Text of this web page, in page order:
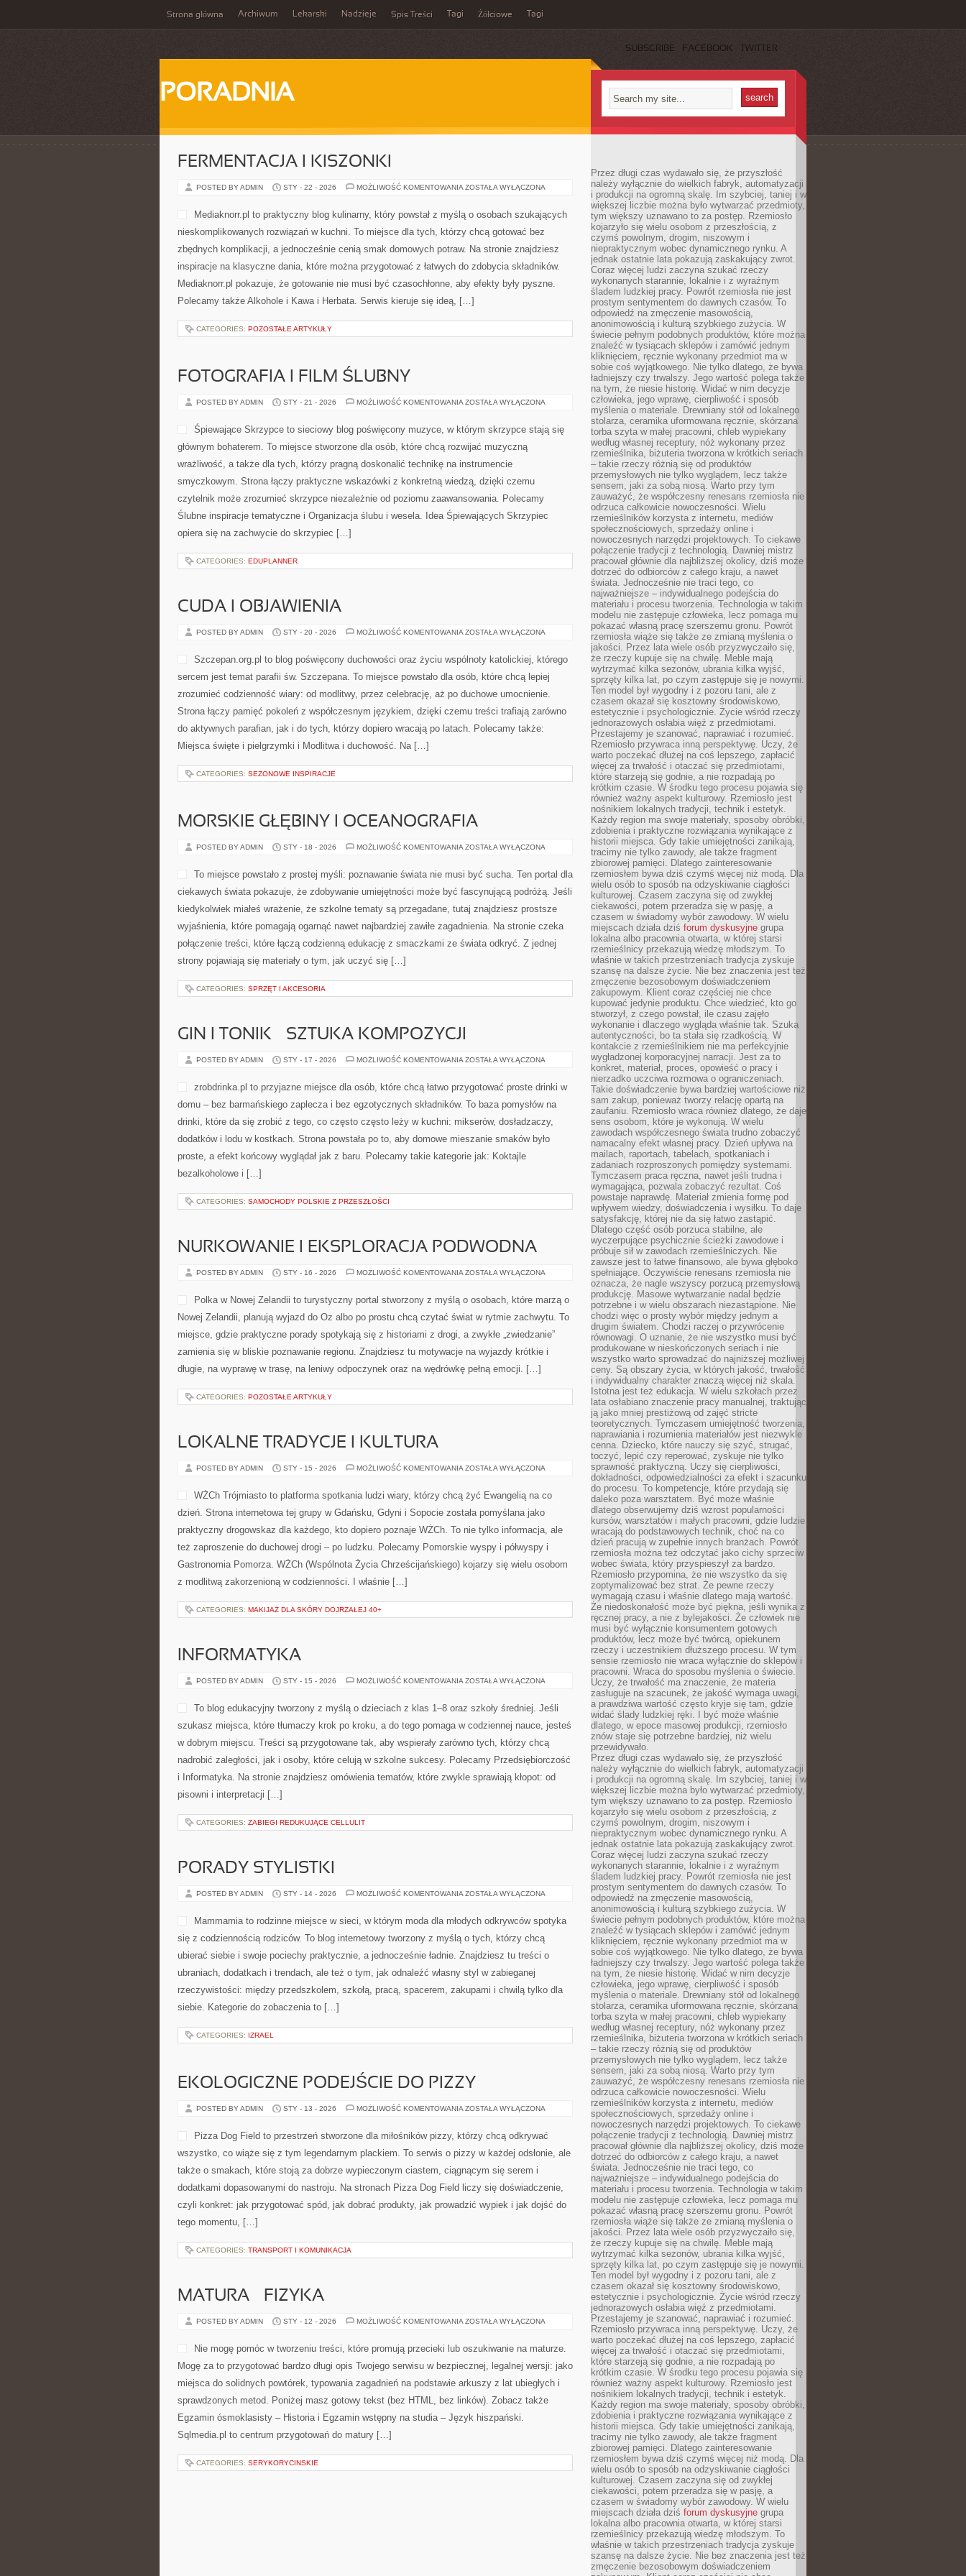
Strona główna Archiwum Lekarski Nadzieje Spis Treści Tagi Żółciowe Tagi
SUBSCRIBE FACEBOOK TWITTER
PORADNIA
FERMENTACJA I KISZONKI
POSTED BY ADMIN STY - 22 - 2026 MOŻLIWOŚĆ KOMENTOWANIA FERMENTACJA
ZOSTAŁA WYŁĄCZONA
Mediaknorr.pl to praktyczny blog kulinarny, który powstał z myślą o osobach szukających
nieskomplikowanych rozwiązań w kuchni. To miejsce dla tych, którzy chcą gotować bez
zbędnych komplikacji, a jednocześnie cenią smak domowych potraw. Na stronie znajdziesz
inspiracje na klasyczne dania, które można przygotować z łatwych do zdobycia składników.
Mediaknorr.pl pokazuje, że gotowanie nie musi być czasochłonne, aby efekty były pyszne.
Polecamy także Alkohole i Kawa i Herbata. Serwis kieruje się ideą, […]
CATEGORIES: POZOSTAŁE ARTYKUŁY
FOTOGRAFIA I FILM ŚLUBNY
POSTED BY ADMIN STY - 21 - 2026 MOŻLIWOŚĆ KOMENTOWANIA FOTOGRAFIA
ŚLUBNY
ZOSTAŁA WYŁĄCZONA
Śpiewające Skrzypce to sieciowy blog poświęcony muzyce, w którym skrzypce stają się
głównym bohaterem. To miejsce stworzone dla osób, które chcą rozwijać muzyczną
wrażliwość, a także dla tych, którzy pragną doskonalić technikę na instrumencie
smyczkowym. Strona łączy praktyczne wskazówki z konkretną wiedzą, dzięki czemu
czytelnik może zrozumieć skrzypce niezależnie od poziomu zaawansowania. Polecamy
Ślubne inspiracje tematyczne i Organizacja ślubu i wesela. Idea Śpiewających Skrzypiec
opiera się na zachwycie do skrzypiec […]
CATEGORIES: EDUPLANNER
CUDA I OBJAWIENIA
POSTED BY ADMIN STY - 20 - 2026 MOŻLIWOŚĆ KOMENTOWANIA CUDA
ZOSTAŁA WYŁĄCZONA
Szczepan.org.pl to blog poświęcony duchowości oraz życiu wspólnoty katolickiej, którego
sercem jest temat parafii św. Szczepana. To miejsce powstało dla osób, które chcą lepiej
zrozumieć codzienność wiary: od modlitwy, przez celebrację, aż po duchowe umocnienie.
Strona łączy pamięć pokoleń z współczesnym językiem, dzięki czemu treści trafiają zarówno
do aktywnych parafian, jak i do tych, którzy dopiero wracają po latach. Polecamy także:
Miejsca święte i pielgrzymki i Modlitwa i duchowość. Na […]
CATEGORIES: SEZONOWE INSPIRACJE
MORSKIE GŁĘBINY I OCEANOGRAFIA
POSTED BY ADMIN STY - 18 - 2026 MOŻLIWOŚĆ KOMENTOWANIA MORSKIE
OCEANOGRAFIA
ZOSTAŁA WYŁĄCZONA
To miejsce powstało z prostej myśli: poznawanie świata nie musi być sucha. Ten portal dla
ciekawych świata pokazuje, że zdobywanie umiejętności może być fascynującą podróżą. Jeśli
kiedykolwiek miałeś wrażenie, że szkolne tematy są przegadane, tutaj znajdziesz prostsze
wyjaśnienia, które pomagają ogarnąć nawet najbardziej zawiłe zagadnienia. Na stronie czeka
połączenie treści, które łączą codzienną edukację z smaczkami ze świata odkryć. Z jednej
strony pojawiają się materiały o tym, jak uczyć się […]
CATEGORIES: SPRZĘT I AKCESORIA
GIN I TONIK – SZTUKA KOMPOZYCJI
POSTED BY ADMIN STY - 17 - 2026 MOŻLIWOŚĆ KOMENTOWANIA GIN
SZTUKA
ZOSTAŁA WYŁĄCZONA
zrobdrinka.pl to przyjazne miejsce dla osób, które chcą łatwo przygotować proste drinki w
domu – bez barmańskiego zaplecza i bez egzotycznych składników. To baza pomysłów na
drinki, które da się zrobić z tego, co często często leży w kuchni: mikserów, dosładzaczy,
dodatków i lodu w kostkach. Strona powstała po to, aby domowe mieszanie smaków było
proste, a efekt końcowy wyglądał jak z baru. Polecamy takie kategorie jak: Koktajle
bezalkoholowe i […]
CATEGORIES: SAMOCHODY POLSKIE Z PRZESZŁOŚCI
NURKOWANIE I EKSPLORACJA PODWODNA
POSTED BY ADMIN STY - 16 - 2026 MOŻLIWOŚĆ KOMENTOWANIA NURKOWANIE
PODWODNA
ZOSTAŁA WYŁĄCZONA
Polka w Nowej Zelandii to turystyczny portal stworzony z myślą o osobach, które marzą o
Nowej Zelandii, planują wyjazd do Oz albo po prostu chcą czytać świat w rytmie zachwytu. To
miejsce, gdzie praktyczne porady spotykają się z historiami z drogi, a zwykłe „zwiedzanie”
zamienia się w bliskie poznawanie regionu. Znajdziesz tu motywacje na wyjazdy krótkie i
długie, na wyprawę w trasę, na leniwy odpoczynek oraz na wędrówkę pełną emocji. […]
CATEGORIES: POZOSTAŁE ARTYKUŁY
LOKALNE TRADYCJE I KULTURA
POSTED BY ADMIN STY - 15 - 2026 MOŻLIWOŚĆ KOMENTOWANIA LOKALNE
KULTURA
ZOSTAŁA WYŁĄCZONA
WŻCh Trójmiasto to platforma spotkania ludzi wiary, którzy chcą żyć Ewangelią na co
dzień. Strona internetowa tej grupy w Gdańsku, Gdyni i Sopocie została pomyślana jako
praktyczny drogowskaz dla każdego, kto dopiero poznaje WŻCh. To nie tylko informacja, ale
też zaproszenie do duchowej drogi – po ludzku. Polecamy Pomorskie wyspy i półwyspy i
Gastronomia Pomorza. WŻCh (Wspólnota Życia Chrześcijańskiego) kojarzy się wielu osobom
z modlitwą zakorzenioną w codzienności. I właśnie […]
CATEGORIES: MAKIJAŻ DLA SKÓRY DOJRZAŁEJ 40+
INFORMATYKA
POSTED BY ADMIN STY - 15 - 2026 MOŻLIWOŚĆ KOMENTOWANIA INFORMATYKA
ZOSTAŁA WYŁĄCZONA
To blog edukacyjny tworzony z myślą o dzieciach z klas 1–8 oraz szkoły średniej. Jeśli
szukasz miejsca, które tłumaczy krok po kroku, a do tego pomaga w codziennej nauce, jesteś
w dobrym miejscu. Treści są przygotowane tak, aby wspierały zarówno tych, którzy chcą
nadrobić zaległości, jak i osoby, które celują w szkolne sukcesy. Polecamy Przedsiębiorczość
i Informatyka. Na stronie znajdziesz omówienia tematów, które zwykle sprawiają kłopot: od
pisowni i interpretacji […]
CATEGORIES: ZABIEGI REDUKUJĄCE CELLULIT
PORADY STYLISTKI
POSTED BY ADMIN STY - 14 - 2026 MOŻLIWOŚĆ KOMENTOWANIA PORADY
ZOSTAŁA WYŁĄCZONA
Mammamia to rodzinne miejsce w sieci, w którym moda dla młodych odkrywców spotyka
się z codziennością rodziców. To blog internetowy tworzony z myślą o tych, którzy chcą
ubierać siebie i swoje pociechy praktycznie, a jednocześnie ładnie. Znajdziesz tu treści o
ubraniach, dodatkach i trendach, ale też o tym, jak odnaleźć własny styl w zabieganej
rzeczywistości: między przedszkolem, szkołą, pracą, spacerem, zakupami i chwilą tylko dla
siebie. Kategorie do zobaczenia to […]
CATEGORIES: IZRAEL
EKOLOGICZNE PODEJŚCIE DO PIZZY
POSTED BY ADMIN STY - 13 - 2026 MOŻLIWOŚĆ KOMENTOWANIA EKOLOGICZNE
PIZZY
ZOSTAŁA WYŁĄCZONA
Pizza Dog Field to przestrzeń stworzone dla miłośników pizzy, którzy chcą odkrywać
wszystko, co wiąże się z tym legendarnym plackiem. To serwis o pizzy w każdej odsłonie, ale
także o smakach, które stoją za dobrze wypieczonym ciastem, ciągnącym się serem i
dodatkami dopasowanymi do nastroju. Na stronach Pizza Dog Field liczy się doświadczenie,
czyli konkret: jak przygotować spód, jak dobrać produkty, jak prowadzić wypiek i jak dojść do
tego momentu, […]
CATEGORIES: TRANSPORT I KOMUNIKACJA
MATURA – FIZYKA
POSTED BY ADMIN STY - 12 - 2026 MOŻLIWOŚĆ KOMENTOWANIA MATURA
ZOSTAŁA WYŁĄCZONA
Nie mogę pomóc w tworzeniu treści, które promują przecieki lub oszukiwanie na maturze.
Mogę za to przygotować bardzo długi opis Twojego serwisu w bezpiecznej, legalnej wersji: jako
miejsca do solidnych powtórek, typowania zagadnień na podstawie arkuszy z lat ubiegłych i
sprawdzonych metod. Poniżej masz gotowy tekst (bez HTML, bez linków). Zobacz także
Egzamin ósmoklasisty – Historia i Egzamin wstępny na studia – Język hiszpański.
Sqlmedia.pl to centrum przygotowań do matury […]
CATEGORIES: SERYKORYCINSKIE
Przez długi czas wydawało się, że przyszłość
należy wyłącznie do wielkich fabryk, automatyzacji
i produkcji na ogromną skalę. Im szybciej, taniej i w
większej liczbie można było wytwarzać przedmioty,
tym większy uznawano to za postęp. Rzemiosło
kojarzyło się wielu osobom z przeszłością, z
czymś powolnym, drogim, niszowym i
niepraktycznym wobec dynamicznego rynku. A
jednak ostatnie lata pokazują zaskakujący zwrot.
Coraz więcej ludzi zaczyna szukać rzeczy
wykonanych starannie, lokalnie i z wyraźnym
śladem ludzkiej pracy. Powrót rzemiosła nie jest
prostym sentymentem do dawnych czasów. To
odpowiedź na zmęczenie masowością,
anonimowością i kulturą szybkiego zużycia. W
świecie pełnym podobnych produktów, które można
znaleźć w tysiącach sklepów i zamówić jednym
kliknięciem, ręcznie wykonany przedmiot ma w
sobie coś wyjątkowego. Nie tylko dlatego, że bywa
ładniejszy czy trwalszy. Jego wartość polega także
na tym, że niesie historię. Widać w nim decyzje
człowieka, jego wprawę, cierpliwość i sposób
myślenia o materiale. Drewniany stół od lokalnego
stolarza, ceramika uformowana ręcznie, skórzana
torba szyta w małej pracowni, chleb wypiekany
według własnej receptury, nóż wykonany przez
rzemieślnika, biżuteria tworzona w krótkich seriach
– takie rzeczy różnią się od produktów
przemysłowych nie tylko wyglądem, lecz także
sensem, jaki za sobą niosą. Warto przy tym
zauważyć, że współczesny renesans rzemiosła nie
odrzuca całkowicie nowoczesności. Wielu
rzemieślników korzysta z internetu, mediów
społecznościowych, sprzedaży online i
nowoczesnych narzędzi projektowych. To ciekawe
połączenie tradycji z technologią. Dawniej mistrz
pracował głównie dla najbliższej okolicy, dziś może
dotrzeć do odbiorców z całego kraju, a nawet
świata. Jednocześnie nie traci tego, co
najważniejsze – indywidualnego podejścia do
materiału i procesu tworzenia. Technologia w takim
modelu nie zastępuje człowieka, lecz pomaga mu
pokazać własną pracę szerszemu gronu. Powrót
rzemiosła wiąże się także ze zmianą myślenia o
jakości. Przez lata wiele osób przyzwyczaiło się,
że rzeczy kupuje się na chwilę. Meble mają
wytrzymać kilka sezonów, ubrania kilka wyjść,
sprzęty kilka lat, po czym zastępuje się je nowymi.
Ten model był wygodny i z pozoru tani, ale z
czasem okazał się kosztowny środowiskowo,
estetycznie i psychologicznie. Życie wśród rzeczy
jednorazowych osłabia więź z przedmiotami.
Przestajemy je szanować, naprawiać i rozumieć.
Rzemiosło przywraca inną perspektywę. Uczy, że
warto poczekać dłużej na coś lepszego, zapłacić
więcej za trwałość i otaczać się przedmiotami,
które starzeją się godnie, a nie rozpadają po
krótkim czasie. W środku tego procesu pojawia się
również ważny aspekt kulturowy. Rzemiosło jest
nośnikiem lokalnych tradycji, technik i estetyk.
Każdy region ma swoje materiały, sposoby obróbki,
zdobienia i praktyczne rozwiązania wynikające z
historii miejsca. Gdy takie umiejętności zanikają,
tracimy nie tylko zawody, ale także fragment
zbiorowej pamięci. Dlatego zainteresowanie
rzemiosłem bywa dziś czymś więcej niż modą. Dla
wielu osób to sposób na odzyskiwanie ciągłości
kulturowej. Czasem zaczyna się od zwykłej
ciekawości, potem przeradza się w pasję, a
czasem w świadomy wybór zawodowy. W wielu
miejscach działa dziś forum dyskusyjne grupa
lokalna albo pracownia otwarta, w której starsi
rzemieślnicy przekazują wiedzę młodszym. To
właśnie w takich przestrzeniach tradycja zyskuje
szansę na dalsze życie. Nie bez znaczenia jest też
zmęczenie bezosobowym doświadczeniem
zakupowym. Klient coraz częściej nie chce
kupować jedynie produktu. Chce wiedzieć, kto go
stworzył, z czego powstał, ile czasu zajęło
wykonanie i dlaczego wygląda właśnie tak. Szuka
autentyczności, bo ta stała się rzadkością. W
kontakcie z rzemieślnikiem nie ma perfekcyjnie
wygładzonej korporacyjnej narracji. Jest za to
konkret, materiał, proces, opowieść o pracy i
nierzadko uczciwa rozmowa o ograniczeniach.
Takie doświadczenie bywa bardziej wartościowe niż
sam zakup, ponieważ tworzy relację opartą na
zaufaniu. Rzemiosło wraca również dlatego, że daje
sens osobom, które je wykonują. W wielu
zawodach współczesnego świata trudno zobaczyć
namacalny efekt własnej pracy. Dzień upływa na
mailach, raportach, tabelach, spotkaniach i
zadaniach rozproszonych pomiędzy systemami.
Tymczasem praca ręczna, nawet jeśli trudna i
wymagająca, pozwala zobaczyć rezultat. Coś
powstaje naprawdę. Materiał zmienia formę pod
wpływem wiedzy, doświadczenia i wysiłku. To daje
satysfakcję, której nie da się łatwo zastąpić.
Dlatego część osób porzuca stabilne, ale
wyczerpujące psychicznie ścieżki zawodowe i
próbuje sił w zawodach rzemieślniczych. Nie
zawsze jest to łatwe finansowo, ale bywa głęboko
spełniające. Oczywiście renesans rzemiosła nie
oznacza, że nagle wszyscy porzucą przemysłową
produkcję. Masowe wytwarzanie nadal będzie
potrzebne i w wielu obszarach niezastąpione. Nie
chodzi więc o prosty wybór między jednym a
drugim światem. Chodzi raczej o przywrócenie
równowagi. O uznanie, że nie wszystko musi być
produkowane w nieskończonych seriach i nie
wszystko warto sprowadzać do najniższej możliwej
ceny. Są obszary życia, w których jakość, trwałość
i indywidualny charakter znaczą więcej niż skala.
Istotna jest też edukacja. W wielu szkołach przez
lata osłabiano znaczenie pracy manualnej, traktując
ją jako mniej prestiżową od zajęć stricte
teoretycznych. Tymczasem umiejętność tworzenia,
naprawiania i rozumienia materiałów jest niezwykle
cenna. Dziecko, które nauczy się szyć, strugać,
toczyć, lepić czy reperować, zyskuje nie tylko
sprawność praktyczną. Uczy się cierpliwości,
dokładności, odpowiedzialności za efekt i szacunku
do procesu. To kompetencje, które przydają się
daleko poza warsztatem. Być może właśnie
dlatego obserwujemy dziś wzrost popularności
kursów, warsztatów i małych pracowni, gdzie ludzie
wracają do podstawowych technik, choć na co
dzień pracują w zupełnie innych branżach. Powrót
rzemiosła można też odczytać jako cichy sprzeciw
wobec świata, który przyspieszył za bardzo.
Rzemiosło przypomina, że nie wszystko da się
zoptymalizować bez strat. Że pewne rzeczy
wymagają czasu i właśnie dlatego mają wartość.
Że niedoskonałość może być piękna, jeśli wynika z
ręcznej pracy, a nie z bylejakości. Że człowiek nie
musi być wyłącznie konsumentem gotowych
produktów, lecz może być twórcą, opiekunem
rzeczy i uczestnikiem dłuższego procesu. W tym
sensie rzemiosło nie wraca wyłącznie do sklepów i
pracowni. Wraca do sposobu myślenia o świecie.
Uczy, że trwałość ma znaczenie, że materia
zasługuje na szacunek, że jakość wymaga uwagi,
a prawdziwa wartość często kryje się tam, gdzie
widać ślady ludzkiej ręki. I być może właśnie
dlatego, w epoce masowej produkcji, rzemiosło
znów staje się potrzebne bardziej, niż wielu
przewidywało.
Przez długi czas wydawało się, że przyszłość
należy wyłącznie do wielkich fabryk, automatyzacji
i produkcji na ogromną skalę. Im szybciej, taniej i w
większej liczbie można było wytwarzać przedmioty,
tym większy uznawano to za postęp. Rzemiosło
kojarzyło się wielu osobom z przeszłością, z
czymś powolnym, drogim, niszowym i
niepraktycznym wobec dynamicznego rynku. A
jednak ostatnie lata pokazują zaskakujący zwrot.
Coraz więcej ludzi zaczyna szukać rzeczy
wykonanych starannie, lokalnie i z wyraźnym
śladem ludzkiej pracy. Powrót rzemiosła nie jest
prostym sentymentem do dawnych czasów. To
odpowiedź na zmęczenie masowością,
anonimowością i kulturą szybkiego zużycia. W
świecie pełnym podobnych produktów, które można
znaleźć w tysiącach sklepów i zamówić jednym
kliknięciem, ręcznie wykonany przedmiot ma w
sobie coś wyjątkowego. Nie tylko dlatego, że bywa
ładniejszy czy trwalszy. Jego wartość polega także
na tym, że niesie historię. Widać w nim decyzje
człowieka, jego wprawę, cierpliwość i sposób
myślenia o materiale. Drewniany stół od lokalnego
stolarza, ceramika uformowana ręcznie, skórzana
torba szyta w małej pracowni, chleb wypiekany
według własnej receptury, nóż wykonany przez
rzemieślnika, biżuteria tworzona w krótkich seriach
– takie rzeczy różnią się od produktów
przemysłowych nie tylko wyglądem, lecz także
sensem, jaki za sobą niosą. Warto przy tym
zauważyć, że współczesny renesans rzemiosła nie
odrzuca całkowicie nowoczesności. Wielu
rzemieślników korzysta z internetu, mediów
społecznościowych, sprzedaży online i
nowoczesnych narzędzi projektowych. To ciekawe
połączenie tradycji z technologią. Dawniej mistrz
pracował głównie dla najbliższej okolicy, dziś może
dotrzeć do odbiorców z całego kraju, a nawet
świata. Jednocześnie nie traci tego, co
najważniejsze – indywidualnego podejścia do
materiału i procesu tworzenia. Technologia w takim
modelu nie zastępuje człowieka, lecz pomaga mu
pokazać własną pracę szerszemu gronu. Powrót
rzemiosła wiąże się także ze zmianą myślenia o
jakości. Przez lata wiele osób przyzwyczaiło się,
że rzeczy kupuje się na chwilę. Meble mają
wytrzymać kilka sezonów, ubrania kilka wyjść,
sprzęty kilka lat, po czym zastępuje się je nowymi.
Ten model był wygodny i z pozoru tani, ale z
czasem okazał się kosztowny środowiskowo,
estetycznie i psychologicznie. Życie wśród rzeczy
jednorazowych osłabia więź z przedmiotami.
Przestajemy je szanować, naprawiać i rozumieć.
Rzemiosło przywraca inną perspektywę. Uczy, że
warto poczekać dłużej na coś lepszego, zapłacić
więcej za trwałość i otaczać się przedmiotami,
które starzeją się godnie, a nie rozpadają po
krótkim czasie. W środku tego procesu pojawia się
również ważny aspekt kulturowy. Rzemiosło jest
nośnikiem lokalnych tradycji, technik i estetyk.
Każdy region ma swoje materiały, sposoby obróbki,
zdobienia i praktyczne rozwiązania wynikające z
historii miejsca. Gdy takie umiejętności zanikają,
tracimy nie tylko zawody, ale także fragment
zbiorowej pamięci. Dlatego zainteresowanie
rzemiosłem bywa dziś czymś więcej niż modą. Dla
wielu osób to sposób na odzyskiwanie ciągłości
kulturowej. Czasem zaczyna się od zwykłej
ciekawości, potem przeradza się w pasję, a
czasem w świadomy wybór zawodowy. W wielu
miejscach działa dziś forum dyskusyjne grupa
lokalna albo pracownia otwarta, w której starsi
rzemieślnicy przekazują wiedzę młodszym. To
właśnie w takich przestrzeniach tradycja zyskuje
szansę na dalsze życie. Nie bez znaczenia jest też
zmęczenie bezosobowym doświadczeniem